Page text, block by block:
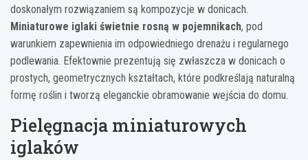
doskonałym rozwiązaniem są kompozycje w donicach.
Miniaturowe iglaki świetnie rosną w pojemnikach, pod
warunkiem zapewnienia im odpowiedniego drenażu i regularnego
podlewania. Efektownie prezentują się zwłaszcza w donicach o
prostych, geometrycznych kształtach, które podkreślają naturalną
formę roślin i tworzą eleganckie obramowanie wejścia do domu.
Pielęgnacja miniaturowych
iglaków